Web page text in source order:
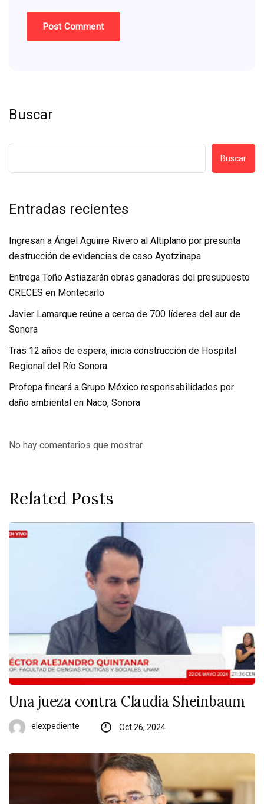
Buscar
Buscar
Entradas recientes
Ingresan a Ángel Aguirre Rivero al Altiplano por presunta
destrucción de evidencias de caso Ayotzinapa
Entrega Toño Astiazarán obras ganadoras del presupuesto
CRECES en Montecarlo
Javier Lamarque reúne a cerca de 700 líderes del sur de
Sonora
Tras 12 años de espera, inicia construcción de Hospital
Regional del Río Sonora
Profepa fincará a Grupo México responsabilidades por
daño ambiental en Naco, Sonora
No hay comentarios que mostrar.
Related Posts
Una jueza contra Claudia Sheinbaum
elexpediente Oct 26, 2024